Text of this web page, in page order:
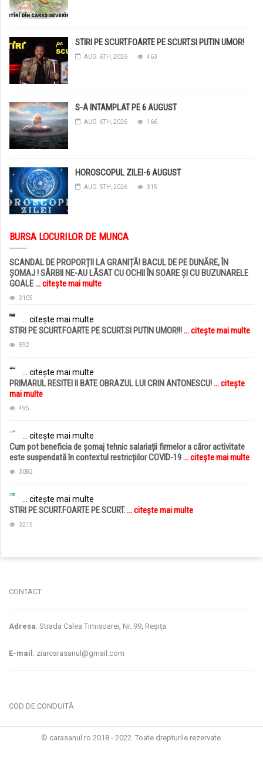
STIRI PE SCURT.FOARTE PE SCURT.SI PUTIN UMOR!
AUG. 6TH, 2026 463
S-A INTAMPLAT PE 6 AUGUST
AUG. 6TH, 2026 166
HOROSCOPUL ZILEI-6 AUGUST
AUG. 5TH, 2026 315
BURSA LOCURILOR DE MUNCA
SCANDAL DE PROPORȚII LA GRANIȚĂ! BACUL DE PE DUNĂRE, ÎN
ȘOMAJ ! SÂRBII NE-AU LĂSAT CU OCHII ÎN SOARE ȘI CU BUZUNARELE
GOALE... citește mai multe
2105
... citește mai multe
STIRI PE SCURT.FOARTE PE SCURT.SI PUTIN UMOR!!!... citește mai multe
592
... citește mai multe
PRIMARUL RESITEI II BATE OBRAZUL LUI CRIN ANTONESCU!... citește
mai multe
495
... citește mai multe
Cum pot beneficia de șomaj tehnic salariații firmelor a căror activitate
este suspendată în contextul restricțiilor COVID-19... citește mai multe
3082
... citește mai multe
STIRI PE SCURT.FOARTE PE SCURT.... citește mai multe
3215
CONTACT
Adresa: Strada Calea Timisoarei, Nr. 99, Reșița
E-mail : ziarcarasanul@gmail.com
COD DE CONDUITĂ
© carasanul.ro 2018 - 2022. Toate drepturile rezervate.